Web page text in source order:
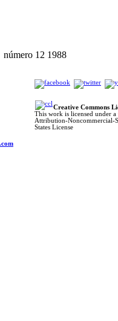
número 12 1988
Creative Commons
This work is licensed under a
Attribution-Noncommercial-
States License